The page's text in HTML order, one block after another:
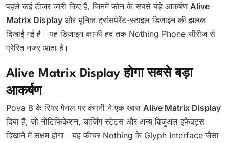
पहले कई टीजर जारी किए हैं, जिनमें फोन के सबसे बड़े आकर्षण Alive
Matrix Display और यूनिक ट्रांसपेरेंट-स्टाइल डिजाइन की झलक
दिखाई गई है। यह डिजाइन काफी हद तक Nothing Phone सीरीज से
प्रेरित नजर आता है।
Alive Matrix Display होगा सबसे बड़ा
आकर्षण
Pova 8 के रियर पैनल पर कंपनी ने एक खास Alive Matrix Display
दिया है, जो नोटिफिकेशन, चार्जिंग स्टेटस और अन्य विजुअल इफेक्ट्स
दिखाने में सक्षम होगा। यह फीचर Nothing के Glyph Interface जैसा